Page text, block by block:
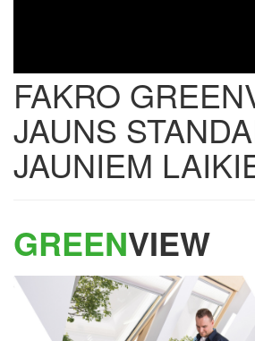
FAKRO
JAUNS
JAUNIEM
GREENVIEW